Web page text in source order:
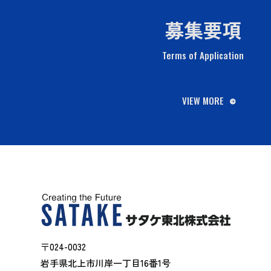
募集要項
Terms of Application
VIEW MORE
〒024-0032
岩手県北上市川岸一丁目16番1号